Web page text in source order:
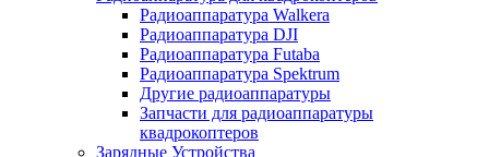
Радиоаппаратура Walkera
Радиоаппаратура DJI
Радиоаппаратура Futaba
Радиоаппаратура Spektrum
Другие радиоаппаратуры
Запчасти для радиоаппаратуры
квадрокоптеров
Зарядные Устройства